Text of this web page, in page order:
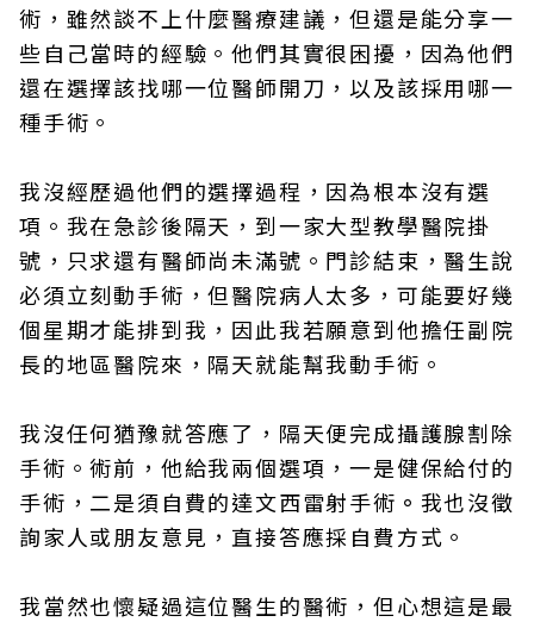
術，雖然談不上什麼醫療建議，但還是能分享一
些自己當時的經驗。他們其實很困擾，因為他們
還在選擇該找哪一位醫師開刀，以及該採用哪一
種手術。
我沒經歷過他們的選擇過程，因為根本沒有選
項。我在急診後隔天，到一家大型教學醫院掛
號，只求還有醫師尚未滿號。門診結束，醫生說
必須立刻動手術，但醫院病人太多，可能要好幾
個星期才能排到我，因此我若願意到他擔任副院
長的地區醫院來，隔天就能幫我動手術。
我沒任何猶豫就答應了，隔天便完成攝護腺割除
手術。術前，他給我兩個選項，一是健保給付的
手術，二是須自費的達文西雷射手術 。 我也沒徵
詢家人或朋友意見，直接答應採自費方式。
我當然也懷疑過這位醫生的醫術，但心想這是最